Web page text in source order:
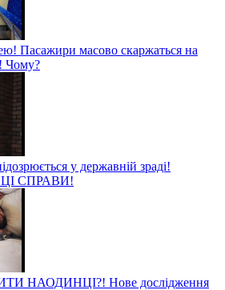
Пасажири масово скаржаться на
Чому?
у державній зраді!
СПРАВИ!
НАОДИНЦІ?! Нове дослідження